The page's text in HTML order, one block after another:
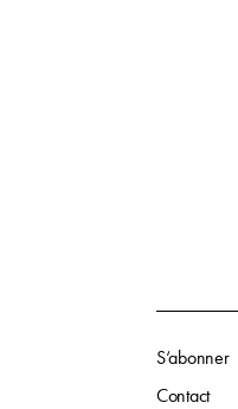
S‘abonner
Contact